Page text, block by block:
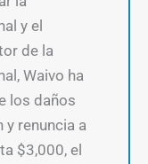
y el
de la
Waivo ha
los daños
renuncia a
$3,000, el